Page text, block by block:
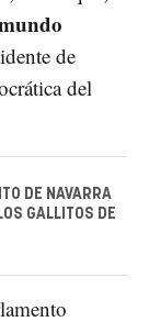
de
del
DE NAVARRA
GALLITOS DE